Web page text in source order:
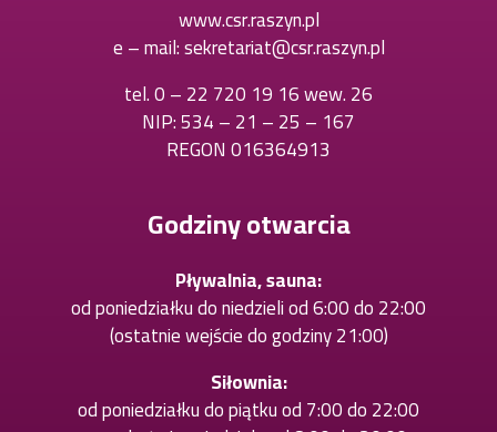
karcie
w
nowej
karcie
www.csr.raszyn.pl
e – mail:sekretariat@csr.raszyn.pl
tel.0 – 22 720 19 16 wew. 26
NIP: 534 – 21 – 25 – 167
REGON 016364913
Godziny otwarcia
Pływalnia, sauna:
od poniedziałku do niedzieli od 6:00 do 22:00
(ostatnie wejście do godziny 21:00)
Siłownia:
od poniedziałku do piątku od 7:00 do 22:00